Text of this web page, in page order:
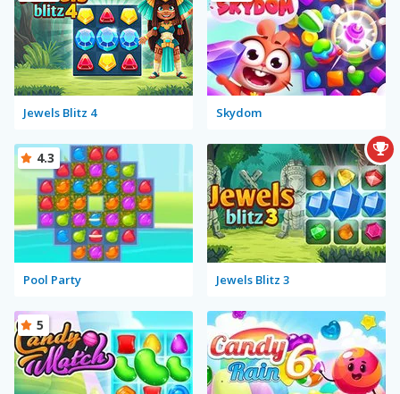
Jewels Blitz 4 Skydom
Pool Party
4.3
Jewels Blitz 3
5